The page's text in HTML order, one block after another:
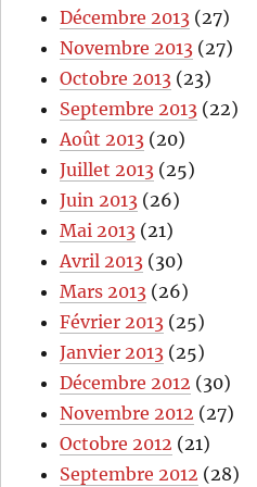
Décembre 2013 (27)
Novembre 2013 (27)
Octobre 2013 (23)
Septembre 2013 (22)
Août 2013 (20)
Juillet 2013 (25)
Juin 2013 (26)
Mai 2013 (21)
Avril 2013 (30)
Mars 2013 (26)
Février 2013 (25)
Janvier 2013 (25)
Décembre 2012 (30)
Novembre 2012 (27)
Octobre 2012 (21)
Septembre 2012 (28)